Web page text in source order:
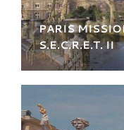
PARIS
S.E.C.R.E.T. II
Sur les pas des
dans la ville
l’Histoire des
Renseignements.